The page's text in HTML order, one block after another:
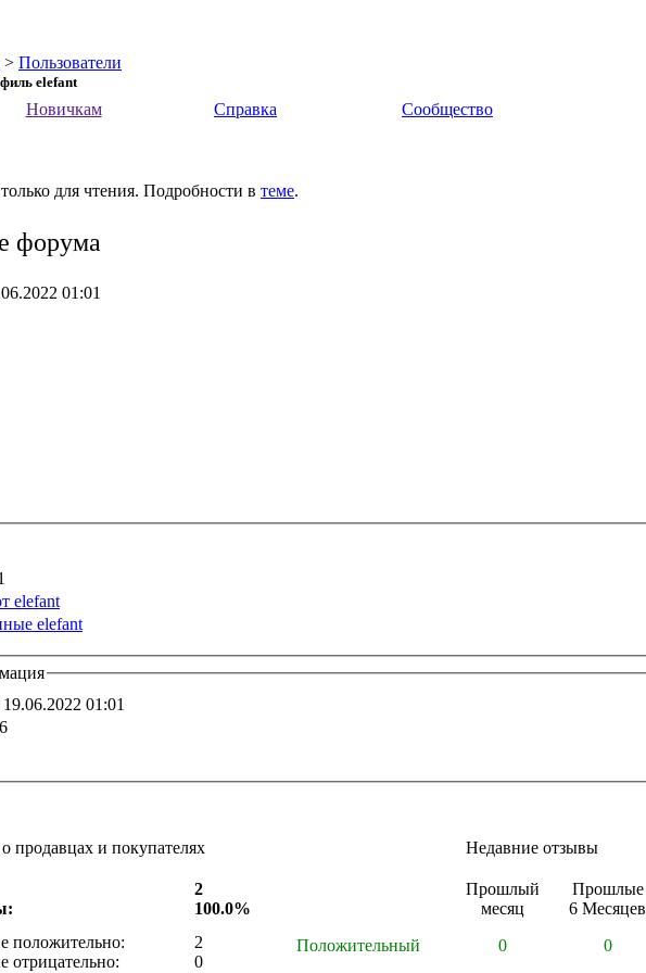
> Пользователи
elefant
Новичкам Справка Сообщество
для чтения. Подробности в теме.
01:01
elefant
elefant
19.06.2022 01:01
продавцах и покупателях
Недавние отзывы
2
100.0%
положительно:
отрицательно:
2
0
Прошлый
месяц
Прошлые
6 Месяцев
Положительный
0 0